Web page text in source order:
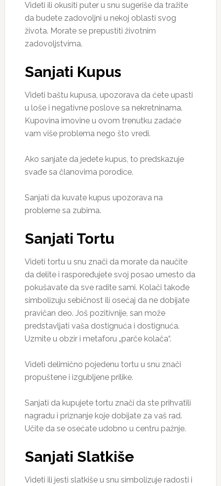
Videti ili okusiti puter u snu sugeriše da tražite
da budete zadovoljni u nekoj oblasti svog
života. Morate se prepustiti životnim
zadovoljstvima.
Sanjati Kupus
Videti baštu kupusa, upozorava da ćete upasti
u loše i negativne poslove sa nekretninama.
Kupovina imovine u ovom trenutku zadaće
vam više problema nego što vredi.
Ako sanjate da jedete kupus, to predskazuje
svađe sa članovima porodice.
Sanjati da kuvate kupus upozorava na
probleme sa zubima.
Sanjati Tortu
Videti tortu u snu znači da morate da naučite
da delite i raspoređujete svoj posao umesto da
pokušavate da sve radite sami. Kolači takođe
simbolizuju sebičnost ili osećaj da ne dobijate
pravičan deo. Još pozitivnije, san može
predstavljati vaša dostignuća i dostignuća.
Uzmite u obzir i metaforu „parče kolača“.
Videti delimično pojedenu tortu u snu znači
propuštene i izgubljene prilike.
Sanjati da kupujete tortu znači da ste prihvatili
nagradu i priznanje koje dobijate za vaš rad.
Učite da se osećate udobno u centru pažnje.
Sanjati Slatkiše
Videti ili jesti slatkiše u snu simbolizuje radosti i